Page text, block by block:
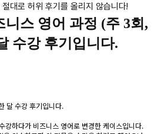
대로 허위 후기를 올리지 않습니다!
니스 영어 과정 (주 3회,
수강 후기입니다.
달 수강 후기입니다.
강하다가 비즈니스 영어로 변경한 케이스입니다.